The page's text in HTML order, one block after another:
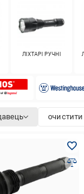
ЛІХТАРІ РУЧНІ
очистити